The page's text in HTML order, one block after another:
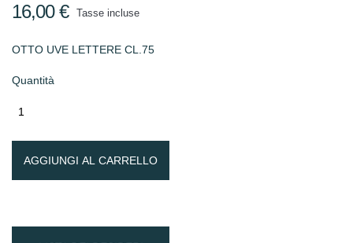
16,00 € Tasse incluse
OTTO UVE LETTERE CL.75
Quantità
AGGIUNGI AL CARRELLO